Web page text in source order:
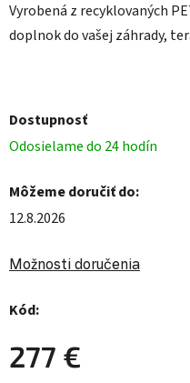
Vyrobená z recyklovaných
doplnok do vašej záhrady,
Dostupnosť
Odosielame do 24 hodín
Môžeme doručiť do:
12.8.2026
Možnosti doručenia
Kód:
277 €